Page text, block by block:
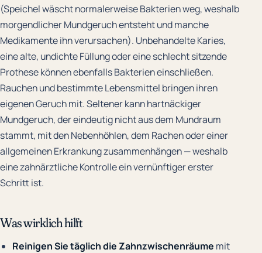
(Speichel wäscht normalerweise Bakterien weg, weshalb
morgendlicher Mundgeruch entsteht und manche
Medikamente ihn verursachen). Unbehandelte Karies,
eine alte, undichte Füllung oder eine schlecht sitzende
Prothese können ebenfalls Bakterien einschließen.
Rauchen und bestimmte Lebensmittel bringen ihren
eigenen Geruch mit. Seltener kann hartnäckiger
Mundgeruch, der eindeutig nicht aus dem Mundraum
stammt, mit den Nebenhöhlen, dem Rachen oder einer
allgemeinen Erkrankung zusammenhängen — weshalb
eine zahnärztliche Kontrolle ein vernünftiger erster
Schritt ist.
Was wirklich hilft
Reinigen Sie täglich die Zahnzwischenräume mit